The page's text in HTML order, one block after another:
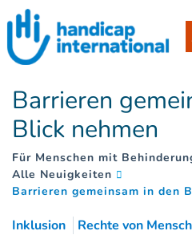
Barrieren
Blick nehmen
Für Menschen mit
Alle Neuigkeiten
Barrieren gemeinsam in den
Inklusion
Rechte von